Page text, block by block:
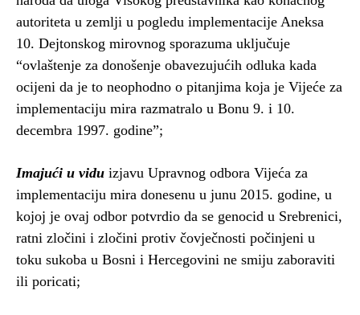
autoriteta u zemlji u pogledu implementacije Aneksa
10. Dejtonskog mirovnog sporazuma uključuje
“ovlaštenje za donošenje obavezujućih odluka kada
ocijeni da je to neophodno o pitanjima koja je Vijeće za
implementaciju mira razmatralo u Bonu 9. i 10.
decembra 1997. godine”;
Imajući u vidu izjavu Upravnog odbora Vijeća za
implementaciju mira donesenu u junu 2015. godine, u
kojoj je ovaj odbor potvrdio da se genocid u Srebrenici,
ratni zločini i zločini protiv čovječnosti počinjeni u
toku sukoba u Bosni i Hercegovini ne smiju zaboraviti
ili poricati;